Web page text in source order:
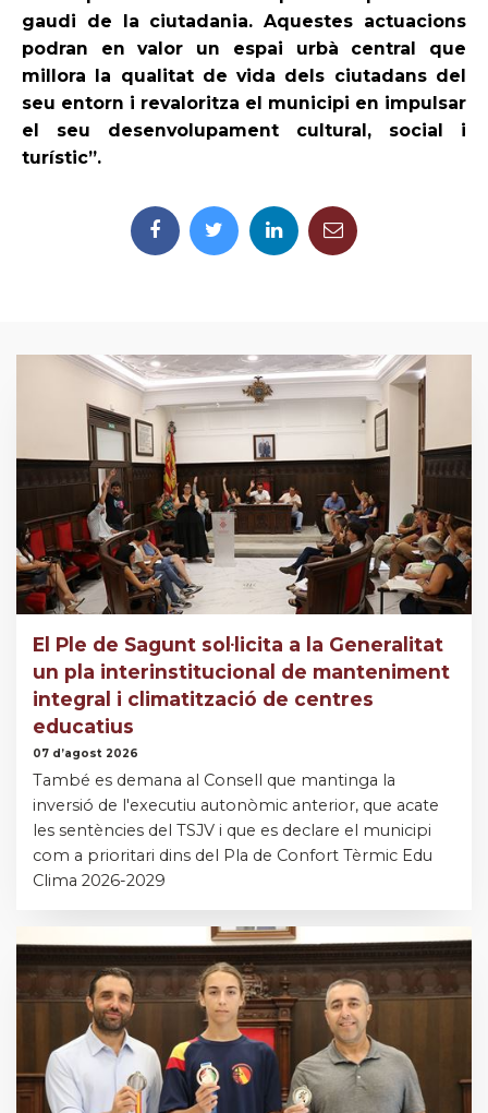
gaudi de la ciutadania. Aquestes actuacions
podran en valor un espai urbà central que
millora la qualitat de vida dels ciutadans del
seu entorn i revaloritza el municipi en impulsar
el seu desenvolupament cultural, social i
turístic”.
El Ple de Sagunt sol·licita a la Generalitat
un pla interinstitucional de manteniment
integral i climatització de centres
educatius
07 d’agost 2026
També es demana al Consell que mantinga la
inversió de l'executiu autonòmic anterior, que acate
les sentències del TSJV i que es declare el municipi
com a prioritari dins del Pla de Confort Tèrmic Edu
Clima 2026-2029